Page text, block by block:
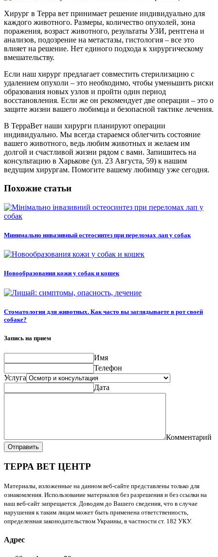
Хирург в Терра вет принимает решение индивидуально для
каждого животного. Размеры, количество опухолей, зона
поражения, возраст животного, результаты УЗИ, рентгена и
анализов, подозрение на метастазы, гистология – все это
влияет на решение. Нет единого подхода к хирургическому
вмешательству.
Если наш хирург предлагает совместить стерилизацию с
удалением опухоли – это необходимо, чтобы уменьшить риски
образования новых узлов и пройти один период
восстановления. Если же он рекомендует две операции – это о
защите жизни вашего любимца и безопасной тактике лечения.
В ТерраВет наши хирурги планируют операции
индивидуально. Мы всегда стараемся облегчить состояние
вашего животного, ведь любим животных и желаем им
долгой и счастливой жизни рядом с вами. Запишитесь на
консультацию в Харькове (ул. 23 Августа, 59) к нашим
ведущим хирургам. Помогите вашему любимцу уже сегодня.
Похожие статьи
Минимально инвазивный остеосинтез при переломах лап у собак
Новообразования кожи у собак и кошек
Стоматология для животных. Как часто вы заглядываете в рот своей
собаке?
Запись на прием
Имя
Телефон
Услуга
Дата
Комментарий
Отправить
ТЕРРА ВЕТ ЦЕНТР
Материалы, изложенные на данном веб-сайте представлены только для
ознакомления. Использование материалов без разрешения и без ссылки на
наш веб-сайт запрещается. Доводим до Вашего сведения, что в случае
нарушения к таким лицам может быть применена ответственность,
определенная законодательством Украины, в частности ст. 182 УКУ.
Адрес